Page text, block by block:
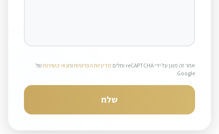
אתר זה מוגן על ידי reCAPTCHA וחלים מדיניות הפרטיות ותנאי השירות של
Google.
שלח